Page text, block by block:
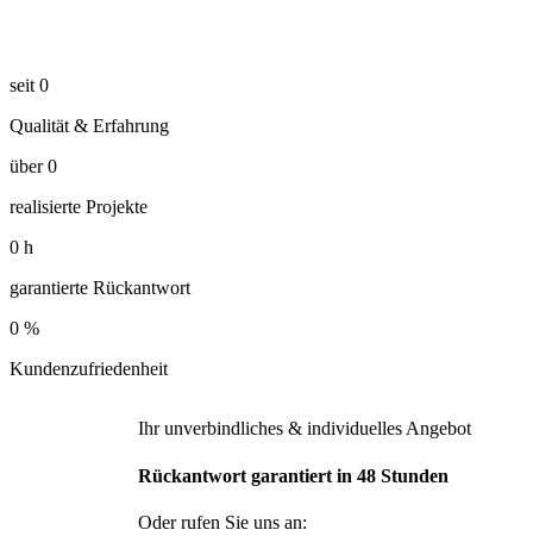
seit 0
Qualität & Erfahrung
über 0
realisierte Projekte
0 h
garantierte Rückantwort
0 %
Kundenzufriedenheit
Ihr unverbindliches & individuelles Angebot
Rückantwort garantiert in 48 Stunden
Oder rufen Sie uns an: